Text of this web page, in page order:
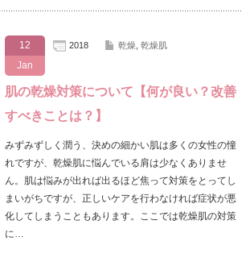
12
Jan
2018 乾燥, 乾燥肌
肌の乾燥対策について【何が良い？改善
すべきことは？】
みずみずしく潤う、決めの細かい肌は多くの女性の憧
れですが、乾燥肌に悩んでいる肩は少なくありませ
ん。肌は悩みが出れば出るほど焦って対策をとってし
まいがちですが、正しいケアを行わなければ症状が悪
化してしまうこともあります。ここでは乾燥肌の対策
に…